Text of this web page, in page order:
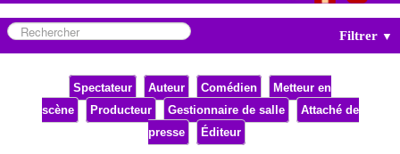
Filtrer ▼
Spectateur Auteur Comédien
Metteur en
scène
Producteur Gestionnaire de salle
Attaché de
presse
Éditeur